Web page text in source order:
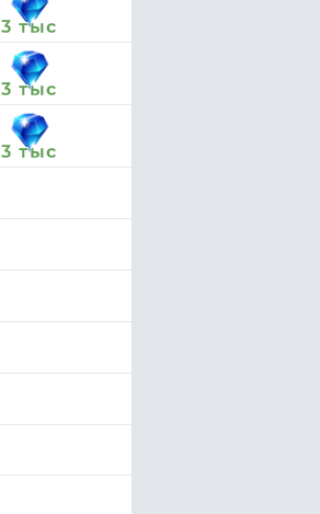
3 тыс
3 тыс
3 тыс